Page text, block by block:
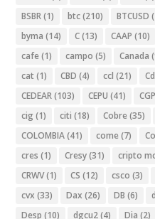
BSBR(1) btc(210) BTCUSD
byma (14) C(13) CAAP (10)
cafe (1) campo (5) Canada
cat (1) CBD (4) ccl (21)
CEDEAR(103) CEPU (41)
cig (1) citi (18) Cobre (35)
COLOMBIA(41) come (7)
cres (1) Cresy(31) cripto
CRWV(1) CS (12) csco (3)
cvx (33) Dax (26) DB (6)
Desp (10) dgcu2(4) Dia (2)